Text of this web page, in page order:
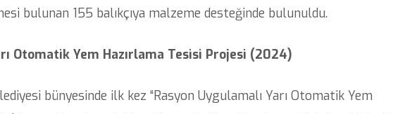
bulunan 155 balıkçıya malzeme desteğinde bulunuldu.
Otomatik Yem Hazırlama Tesisi Projesi (2024)
bünyesinde ilk kez “Rasyon Uygulamalı Yarı Otomatik Yem